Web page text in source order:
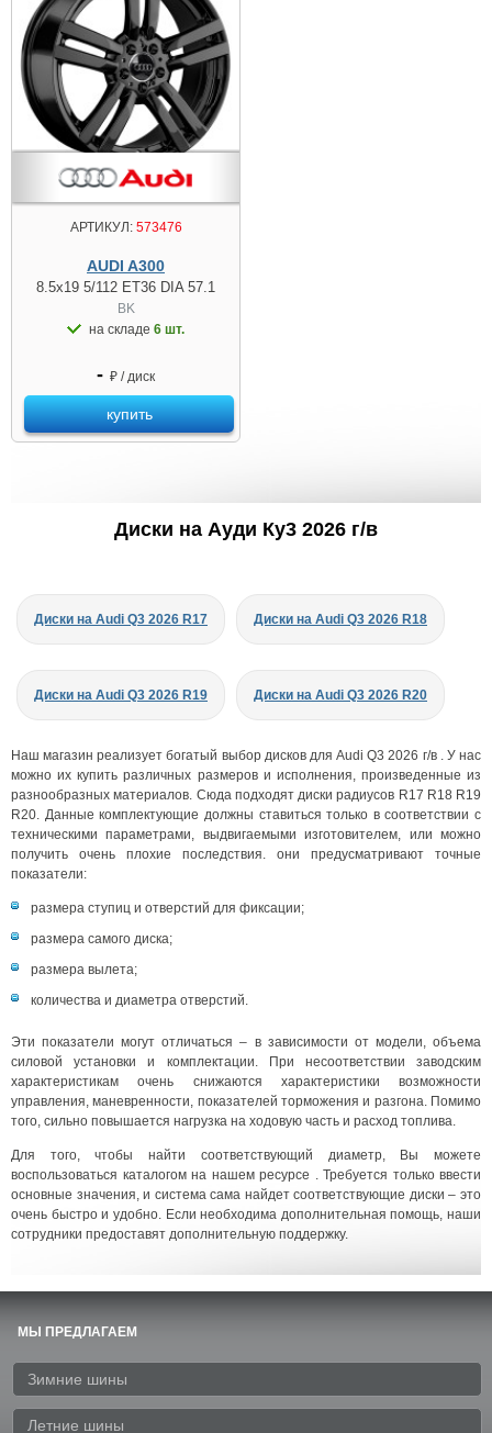
АРТИКУЛ:573476
AUDI A300
8.5x19 5/112 ET36 DIA 57.1
BK
на складе 6 шт.
- ₽ / диск
купить
Диски на Ауди Ку3 2026 г/в
Диски на Audi Q3 2026 R17 Диски на Audi Q3 2026 R18
Диски на Audi Q3 2026 R19 Диски на Audi Q3 2026 R20
Наш магазин реализует богатый выбор дисков для Audi Q3 2026 г/в . У нас
можно их купить различных размеров и исполнения, произведенные из
разнообразных материалов. Сюда подходят диски радиусов R17 R18 R19
R20. Данные комплектующие должны ставиться только в соответствии с
техническими параметрами, выдвигаемыми изготовителем, или можно
получить очень плохие последствия. они предусматривают точные
показатели:
размера ступиц и отверстий для фиксации;
размера самого диска;
размера вылета;
количества и диаметра отверстий.
Эти показатели могут отличаться – в зависимости от модели, объема
силовой установки и комплектации. При несоответствии заводским
характеристикам очень снижаются характеристики возможности
управления, маневренности, показателей торможения и разгона. Помимо
того, сильно повышается нагрузка на ходовую часть и расход топлива.
Для того, чтобы найти соответствующий диаметр, Вы можете
воспользоваться каталогом на нашем ресурсе . Требуется только ввести
основные значения, и система сама найдет соответствующие диски – это
очень быстро и удобно. Если необходима дополнительная помощь, наши
сотрудники предоставят дополнительную поддержку.
МЫ ПРЕДЛАГАЕМ
Зимние шины
Летние шины